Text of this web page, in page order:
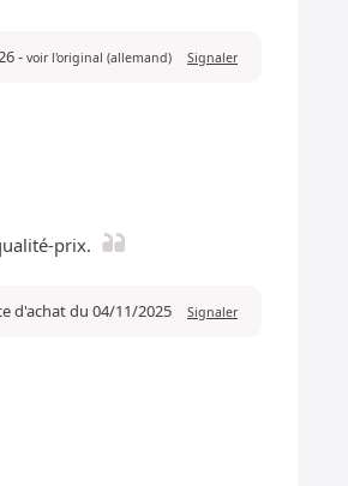
- voir l'original (allemand) Signaler
prix.
d'achat du 04/11/2025 Signaler